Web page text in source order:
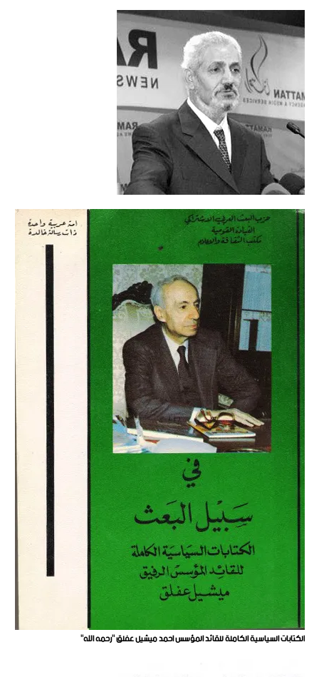
الكتابات السياسية الكاملة للقائد المؤسس احمد ميشيل عفلق "رحمه الله"